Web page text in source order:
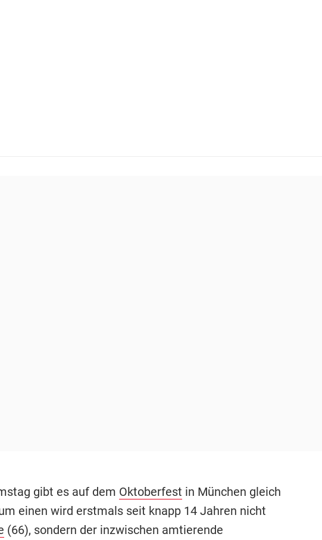
gibt es auf dem Oktoberfest in München gleich
einen wird erstmals seit knapp 14 Jahren nicht
(66), sondern der inzwischen amtierende